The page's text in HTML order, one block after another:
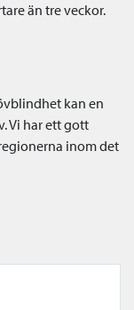
än tre veckor.
kan en
Vi har ett gott
inom det